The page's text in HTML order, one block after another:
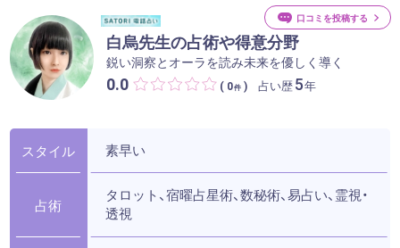
白烏先生の占術や得意分野
鋭い洞察とオーラを読み未来を優しく導く
0.0 ( 0件 ) 占い歴5年
口コミを投稿する
スタイル 素早い
占術
タロット、宿曜占星術、数秘術、易占い、霊視・
透視